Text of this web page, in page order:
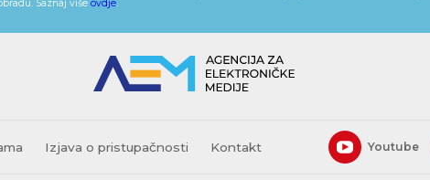
Saznaj više ovdje.
Izjava o pristupačnosti Kontakt Youtube